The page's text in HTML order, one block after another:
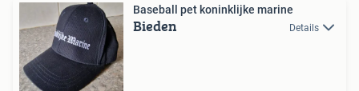
Baseball pet koninklijke marine
Bieden Details